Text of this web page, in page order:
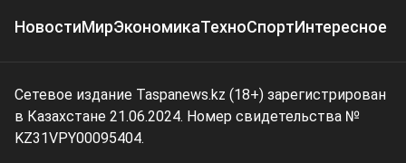
НовостиМирЭкономикаТехноСпортИнтересное
Сетевое издание Taspanews.kz (18+) зарегистрирован
в Казахстане 21.06.2024. Номер свидетельства №
KZ31VPY00095404.